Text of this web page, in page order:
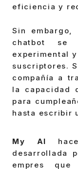
eficiencia y
Sin
chatbot se
experimental
suscriptores.
compañía a
la capacidad
para
hasta escribir
My AI
desarrollada
empres